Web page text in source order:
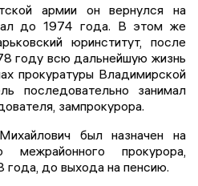
армии он вернулся на
до 1974 года. В этом же
юринститут, после
году всю дальнейшую жизнь
прокуратуры Владимирской
последовательно занимал
зампрокурора.
был назначен на
межрайонного прокурора,
до выхода на пенсию.